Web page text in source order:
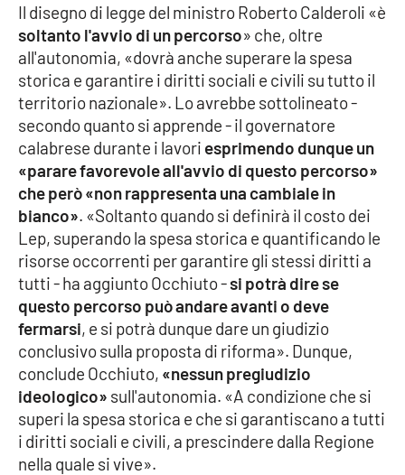
Cultura
Economia e Lavoro
Politica
Sanità
Società
Sport
RUBRICHE
Good Morning Vietnam
Parchi Marini Calabria
Leggendo Alvaro insieme
Il disegno di legge del ministro Roberto Calderoli «è
soltanto l'avvio di un percorso» che, oltre
all'autonomia, «dovrà anche superare la spesa
storica e garantire i diritti sociali e civili su tutto il
territorio nazionale». Lo avrebbe sottolineato -
secondo quanto si apprende - il governatore
calabrese durante i lavori esprimendo dunque un
«parare favorevole all'avvio di questo percorso»
che però «non rappresenta una cambiale in
bianco». «Soltanto quando si definirà il costo dei
Lep, superando la spesa storica e quantificando le
risorse occorrenti per garantire gli stessi diritti a
tutti - ha aggiunto Occhiuto -si potrà dire se
questo percorso può andare avanti o deve
fermarsi, e si potrà dunque dare un giudizio
conclusivo sulla proposta di riforma». Dunque,
conclude Occhiuto, «nessun pregiudizio
ideologico» sull'autonomia. «A condizione che si
superi la spesa storica e che si garantiscano a tutti
i diritti sociali e civili, a prescindere dalla Regione
nella quale si vive».